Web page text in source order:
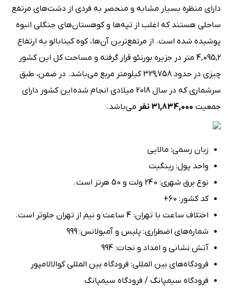
دارای منظره بسیار مشابه و منحصر به فردی از دشت‌های مرتفع
ساحلی هستند که اغلب از تپه‌‌ها و کوهستان‌های جنگلی انبوه
پوشیده شده است. از مرتفع‌ترین آن‌ها، کوه کینابالو به ارتفاع
4,095,2 متر در جزیره بورنئو قرار گرفته و مساحت کل این کشور
چیزی در حدود 329,758 کیلومتر مربع می‌باشد. در ضمن، طبق
سرشماری که در سال 2018 میلادی انجام شده این کشور دارای
جمعیت 31,834,000 نفر می‌باشد.
زبان رسمی: مالایی
واحد پول: رینگیت
نوع برق شهری: 240 ولت و 50 هرتز است.
کد کشور: 60+
اختلاف ساعت با تهران: 4 ساعت و نیم از تهران جلوتر است.
شماره‌های اضطراری: پلیس و آمبولانس: 999
آتش ‌نشانی و امداد و نجات: 994
فرودگاه‌های بین‌ المللی: فرودگاه بین ‌المللی کوالالامپور
فرودگاه سیمپانگ / فرودگاه سیمپانگ